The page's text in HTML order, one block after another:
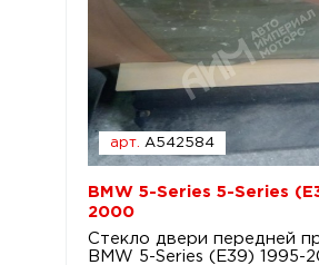
арт. A542584
BMW 5-Series 5-Series
2000
Стекло двери передней
BMW 5-Series (E39) 1995-